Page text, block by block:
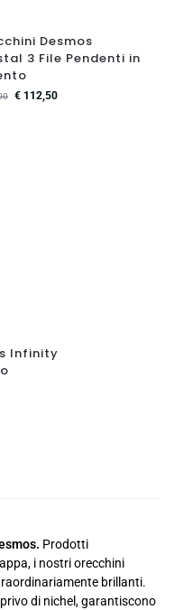
Desmos
3 File Pendenti in
€ 112,50
Infinity
Prodotti
i nostri orecchini
brillanti.
di nichel, garantiscono